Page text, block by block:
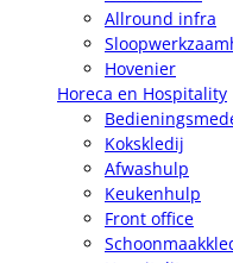
Allround infra
Hovenier
Horeca en Hospitality
Kokskledij
Afwashulp
Keukenhulp
Front office